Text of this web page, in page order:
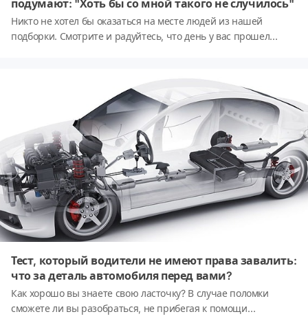
подумают: "Хоть бы со мной такого не случилось"
Никто не хотел бы оказаться на месте людей из нашей
подборки. Смотрите и радуйтесь, что день у вас прошел
Тест, который водители не имеют права завалить:
что за деталь автомобиля перед вами?
Как хорошо вы знаете свою ласточку? В случае поломки
сможете ли вы разобраться, не прибегая к помощи